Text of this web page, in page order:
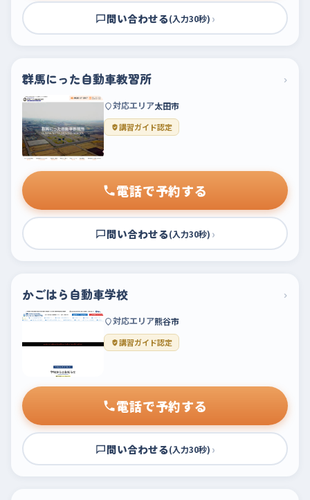
問い合わせる(入力30秒) ›
群馬にった自動車教習所 ›
対応エリア太田市
講習ガイド認定
電話で予約する
問い合わせる(入力30秒) ›
かごはら自動車学校 ›
対応エリア熊谷市
講習ガイド認定
電話で予約する
問い合わせる(入力30秒) ›